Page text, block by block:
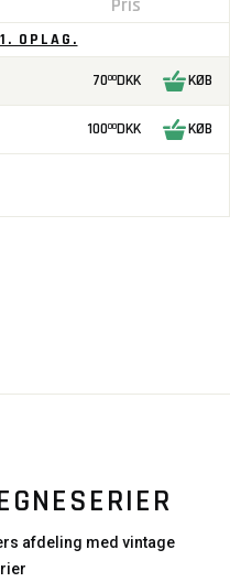
Pris
OPLAG.
7000DKK KØB
10000DKK KØB
afdeling med vintage